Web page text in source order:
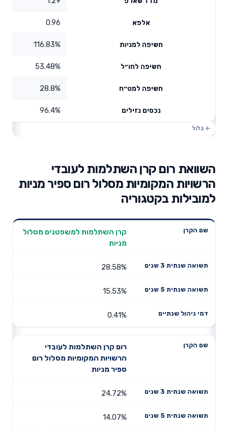
אלפא 0.96
חשיפה למניות 116.83%
חשיפה לחו״ל 53.48%
חשיפה למט״ח 28.8%
נכסים נזילים 96.4%
השוואת רום קרן השתלמות לעובדי
הרשויות המקומיות מסלול רום ספיר מניות
למובילות בקטגוריה
שנתית 3
תשואה
דמי ניהול
קרן השתלמות למשפטנים מסלול
מניות
28.58%
15.53%
0.41%
רום קרן השתלמות לעובדי
הרשויות המקומיות מסלול רום
ספיר מניות
24.72%
14.07%